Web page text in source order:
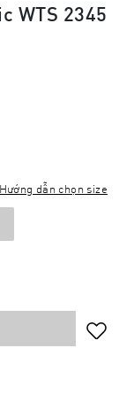
WTS 2345
Hướng dẫn chọn size